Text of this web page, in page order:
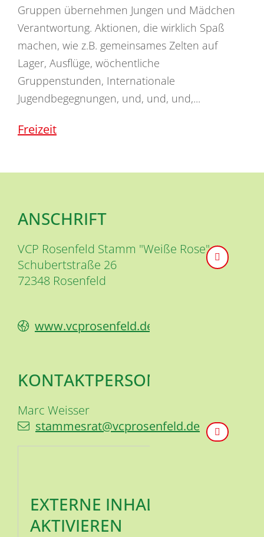
Gruppen übernehmen Jungen und Mädchen
Verantwortung. Aktionen, die wirklich Spaß
machen, wie z.B. gemeinsames Zelten auf
Lager, Ausflüge, wöchentliche
Gruppenstunden, Internationale
Jugendbegegnungen, und, und, und,...
Freizeit
ANSCHRIFT
VCP Rosenfeld Stamm "Weiße Rose"
Schubertstraße 26
72348 Rosenfeld
www.vcprosenfeld.de
KONTAKTPERSON
Marc Weisser
stammesrat@vcprosenfeld.de
EXTERNE INHALTE
AKTIVIEREN